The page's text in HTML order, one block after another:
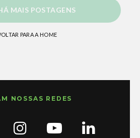
MAIS POSTAGENS
PARA A HOME
NOSSAS REDES